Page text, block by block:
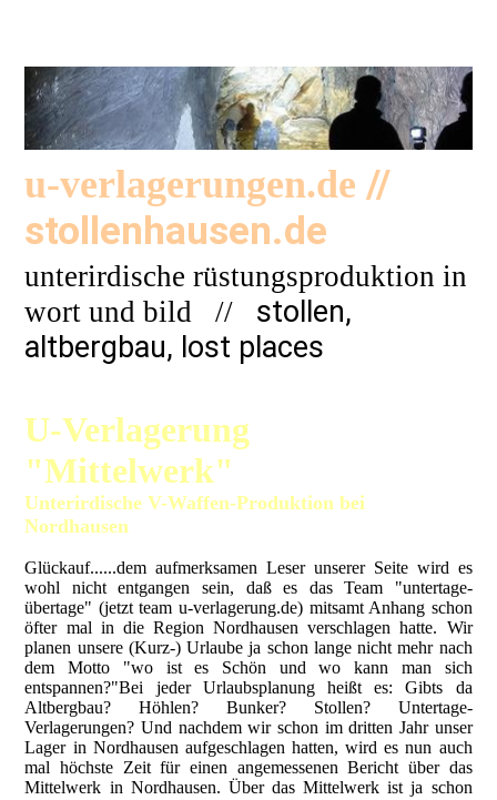
u-verlagerungen.de //
stollenhausen.de
unterirdische rüstungsproduktion in
wort und bild // stollen,
altbergbau, lost places
U-Verlagerung
"Mittelwerk"
Unterirdische V-Waffen-Produktion bei
Nordhausen
Glückauf......dem aufmerksamen Leser unserer Seite wird es
wohl nicht entgangen sein, daß es das Team "untertage-
übertage" (jetzt team u-verlagerung.de) mitsamt Anhang schon
öfter mal in die Region Nordhausen verschlagen hatte. Wir
planen unsere (Kurz-) Urlaube ja schon lange nicht mehr nach
dem Motto "wo ist es Schön und wo kann man sich
entspannen?"Bei jeder Urlaubsplanung heißt es: Gibts da
Altbergbau? Höhlen? Bunker? Stollen? Untertage-
Verlagerungen? Und nachdem wir schon im dritten Jahr unser
Lager in Nordhausen aufgeschlagen hatten, wird es nun auch
mal höchste Zeit für einen angemessenen Bericht über das
Mittelwerk in Nordhausen. Über das Mittelwerk ist ja schon